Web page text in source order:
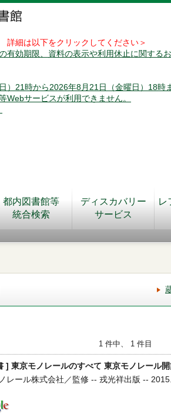
詳細は以下をクリックしてください＞
有効期限、資料の表示や利用休止に関する
）21時から2026年8月21日（金曜日）18時
Webサービスが利用できません。
都内図書館等
統合検索
ディスカバリー
サービス
レ
1 件中、 1 件目
] 東京モノレールのすべて 東京モノレール
レール株式会社／監修 -- 戎光祥出版 --